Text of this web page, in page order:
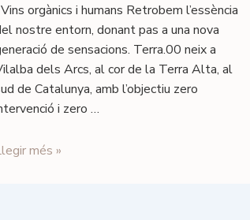
Vins orgànics i humans Retrobem l’essència
nostre entorn, donant pas a una nova
de sensacions. Terra.00 neix a
dels Arcs, al cor de la Terra Alta, al
de Catalunya, amb l’objectiu zero
i zero …
més »